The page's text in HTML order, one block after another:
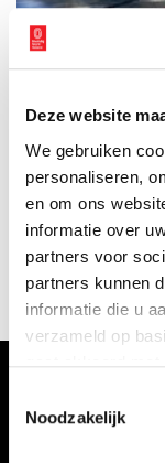
Deze website
We gebruiken
personaliseren,
en om ons
informatie over
partners voor
partners kunnen
informatie die u
verzameld op
Noodzakelijk
Wist je dat er een
in een bepaalde
boodschappen
tijden van vreugde,
gebruiken
Oneindig Noord-
in Haarlem en
VERHALEN